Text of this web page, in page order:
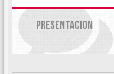
PRESENTACION